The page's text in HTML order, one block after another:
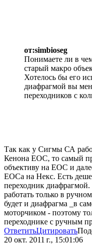
от:simbioseg
Понимаете ли в
старый макро
Хотелось бы его
диафрагмой вы
переходников с
Так как у Сигмы СА
Кенона ЕОС, то самый
объективу на ЕОС и
ЕОСа на Некс. Есть
переходник
работать только в
будет и диафрагма _в
моторчиком - поэтому
переходнике с ручным
ОтветитьЦитировать
20 окт. 2011 г., 15:01:06